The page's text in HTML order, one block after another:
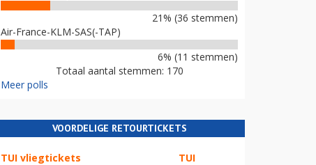
21% (36 stemmen)
Air-France-KLM-SAS(-TAP)
6% (11 stemmen)
Totaal aantal stemmen: 170
Meer polls
VOORDELIGE RETOURTICKETS
TUI vliegtickets TUI